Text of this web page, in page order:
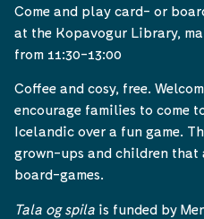
Come and play card- or
at the Kopavogur Library,
from 11:30-13:00
Coffee and cosy, free.
encourage families to come
Icelandic over a fun game.
grown-ups and children that
board-games.
Tala og spila is funded by